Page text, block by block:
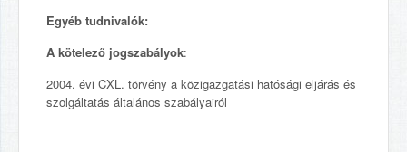
Egyéb tudnivalók:
A kötelező jogszabályok:
2004. évi CXL. törvény a közigazgatási hatósági eljárás és
szolgáltatás általános szabályairól